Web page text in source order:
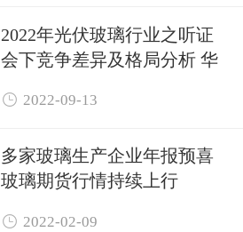
2022年光伏玻璃行业之听证
会下竞争差异及格局分析 华
张
 2022-09-13
多家玻璃生产企业年报预喜 ​
玻璃期货行情持续上行
 2022-02-09